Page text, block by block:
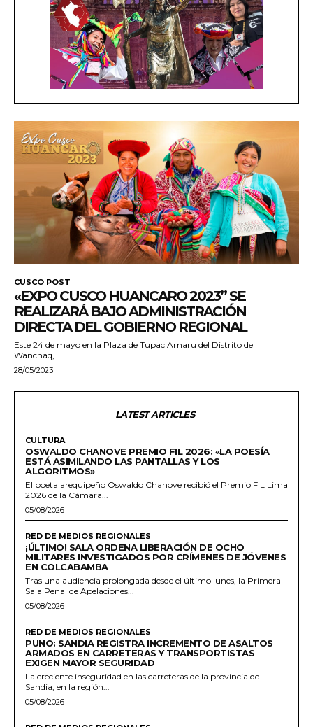
CUSCO POST
«EXPO CUSCO HUANCARO 2023” SE
REALIZARÁ BAJO ADMINISTRACIÓN
DIRECTA DEL GOBIERNO REGIONAL
Este 24 de mayo en la Plaza de Tupac Amaru del Distrito de
Wanchaq,...
28/05/2023
LATEST ARTICLES
CULTURA
OSWALDO CHANOVE PREMIO FIL 2026: «LA POESÍA
ESTÁ ASIMILANDO LAS PANTALLAS Y LOS
ALGORITMOS»
El poeta arequipeño Oswaldo Chanove recibió el Premio FIL Lima
2026 de la Cámara...
05/08/2026
RED DE MEDIOS REGIONALES
¡ÚLTIMO! SALA ORDENA LIBERACIÓN DE OCHO
MILITARES INVESTIGADOS POR CRÍMENES DE JÓVENES
EN COLCABAMBA
Tras una audiencia prolongada desde el último lunes, la Primera
Sala Penal de Apelaciones...
05/08/2026
RED DE MEDIOS REGIONALES
PUNO: SANDIA REGISTRA INCREMENTO DE ASALTOS
ARMADOS EN CARRETERAS Y TRANSPORTISTAS
EXIGEN MAYOR SEGURIDAD
La creciente inseguridad en las carreteras de la provincia de
Sandia, en la región...
05/08/2026